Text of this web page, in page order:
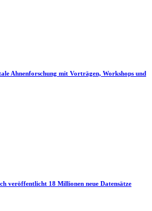
Ahnenforschung mit Vorträgen, Workshops und
veröffentlicht 18 Millionen neue Datensätze